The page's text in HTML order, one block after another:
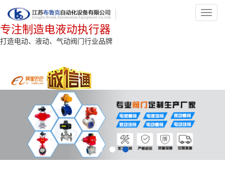
专注制造电液动执行器
打造电动、液动、气动阀门行业品牌